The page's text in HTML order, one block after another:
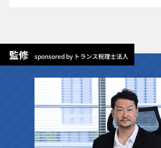
監修 sponsored by トランス税理士法人